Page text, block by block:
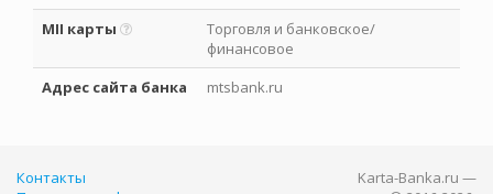
MII карты
Торговля и банковское/
финансовое
Адрес сайта банка
mtsbank.ru
Контакты
Karta-Banka.ru —